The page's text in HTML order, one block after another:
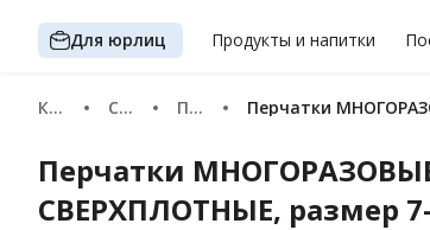
Для юрлиц Продуктыи напитки
Каталог Спецодежда и средства защиты
ПерчаткиПерчатки
Перчатки
СВЕРХПЛОТНЫЕ, размер